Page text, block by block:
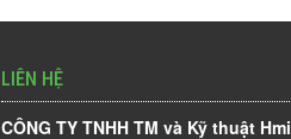
LIÊN HỆ
CÔNG TY TNHH TM và Kỹ thuật Hmi